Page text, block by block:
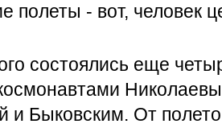
полеты - вот, человек
состоялись еще
и Быковским. От